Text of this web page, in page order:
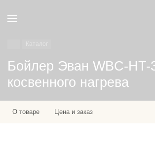
Бойлер Эван WBС-HT-
косвенного нагрева
О товаре Цена и заказ